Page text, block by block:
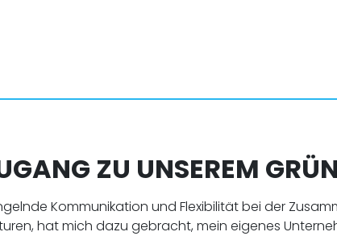
ZU UNSEREM
Kommunikation und Flexibilität bei der
hat mich dazu gebracht, mein eigenes